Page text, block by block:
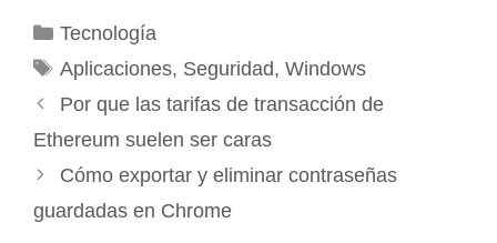
Categorías
Tecnología
Etiquetas
Aplicaciones, Seguridad, Windows
Por que las tarifas de transacción de
Ethereum suelen ser caras
Cómo exportar y eliminar contraseñas
guardadas en Chrome